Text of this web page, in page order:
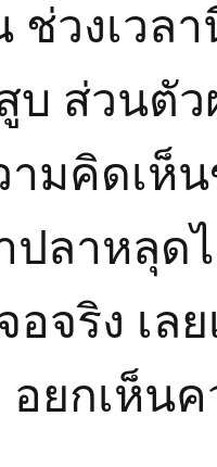
ช่วงเวล
บ ส่วนตั
ามคิดเห็
ปลาหลุด
อจริง เ
อยกเห็น